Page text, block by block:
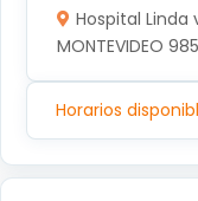
Hospital Linda
MONTEVIDEO
Horarios